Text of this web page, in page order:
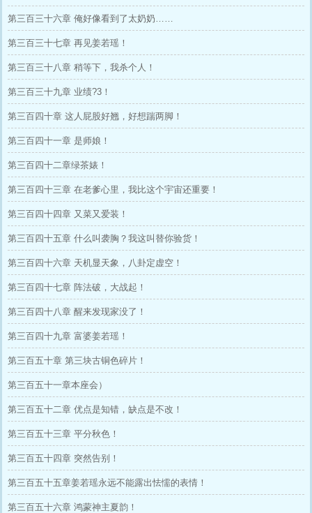
第三百三十六章 俺好像看到了太奶奶……
第三百三十七章 再见姜若瑶！
第三百三十八章 稍等下，我杀个人！
第三百三十九章 业绩?3！
第三百四十章 这人屁股好翘，好想踹两脚！
第三百四十一章 是师娘！
第三百四十二章绿茶婊！
第三百四十三章 在老爹心里，我比这个宇宙还重要！
第三百四十四章 又菜又爱装！
第三百四十五章 什么叫袭胸？我这叫替你验货！
第三百四十六章 天机显天象，八卦定虚空！
第三百四十七章 阵法破，大战起！
第三百四十八章 醒来发现家没了！
第三百四十九章 富婆姜若瑶！
第三百五十章 第三块古铜色碎片！
第三百五十一章本座会）
第三百五十二章 优点是知错，缺点是不改！
第三百五十三章 平分秋色！
第三百五十四章 突然告别！
第三百五十五章姜若瑶永远不能露出怯懦的表情！
第三百五十六章 鸿蒙神主夏韵！